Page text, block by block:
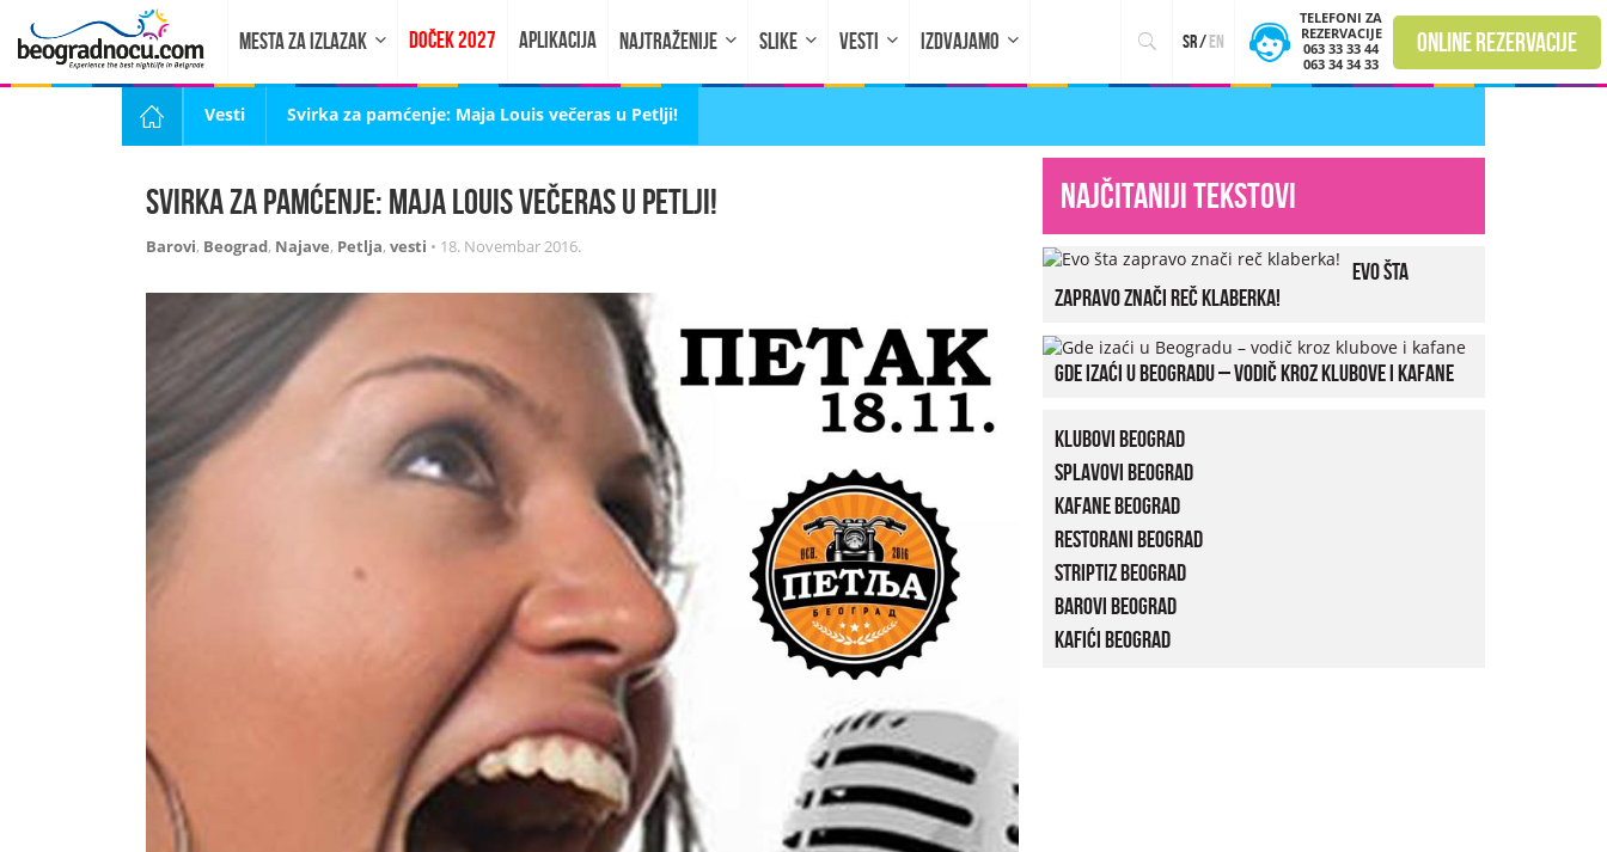
MESTA ZA IZLAZAK DOČEK 2027 APLIKACIJA NAJTRAŽENIJE SLIKE VESTI IZDVAJAMO sr/en
TELEFONI ZA
REZERVACIJE
063 33 33 44
063 34 34 33
online rezervacije
Vesti Svirka za pamćenje: Maja Louis večeras u Petlji!
Svirka za pamćenje: Maja Louis večeras u Petlji!
Barovi, Beograd, Najave, Petlja, vesti • 18. Novembar 2016.
Najčitaniji tekstovi
Evo šta
zapravo znači reč klaberka!
Gde izaći u Beogradu – vodič kroz klubove i kafane
Klubovi Beograd
Splavovi Beograd
Kafane Beograd
Restorani Beograd
Striptiz Beograd
Barovi Beograd
Kafići Beograd